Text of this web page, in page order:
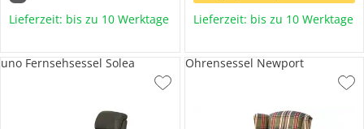
Lieferzeit: bis zu 10 Werktage Lieferzeit: bis zu 10 Werktage
uno Fernsehsessel Solea Ohrensessel Newport